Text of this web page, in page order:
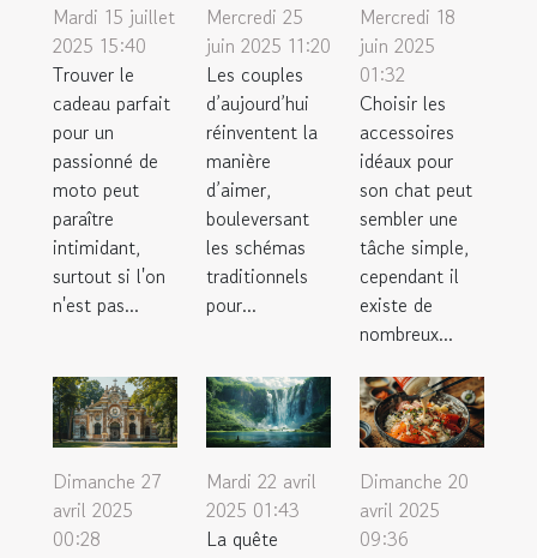
Mardi 15 juillet
2025 15:40
Trouver le
cadeau parfait
pour un
passionné de
moto peut
paraître
intimidant,
surtout si l'on
n'est pas...
Mercredi 25
juin 2025 11:20
Les couples
d’aujourd’hui
réinventent la
manière
d’aimer,
bouleversant
les schémas
traditionnels
pour...
Mercredi 18
juin 2025
01:32
Choisir les
accessoires
idéaux pour
son chat peut
sembler une
tâche simple,
cependant il
existe de
nombreux...
Dimanche 27
avril 2025
00:28
Mardi 22 avril
2025 01:43
La quête
Dimanche 20
avril 2025
09:36